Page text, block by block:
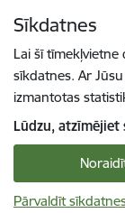
Sīkdatnes
Lai šī
sīkdatnes. Ar
izmantotas
Lūdzu, atzīmējiet
Pārvaldīt